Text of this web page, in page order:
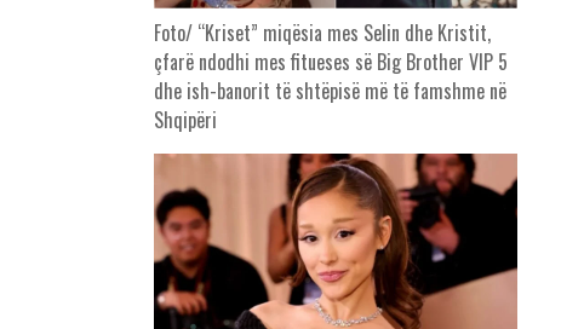
Foto/ “Kriset” miqësia mes Selin dhe Kristit,
çfarë ndodhi mes fitueses së Big Brother VIP 5
dhe ish-banorit të shtëpisë më të famshme në
Shqipëri